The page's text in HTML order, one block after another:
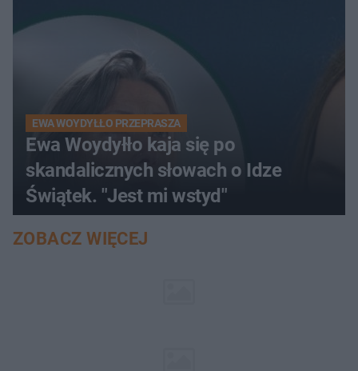
EWA WOYDYŁŁO PRZEPRASZA
Ewa Woydyłło kaja się po
skandalicznych słowach o Idze
Świątek. "Jest mi wstyd"
ZOBACZ WIĘCEJ